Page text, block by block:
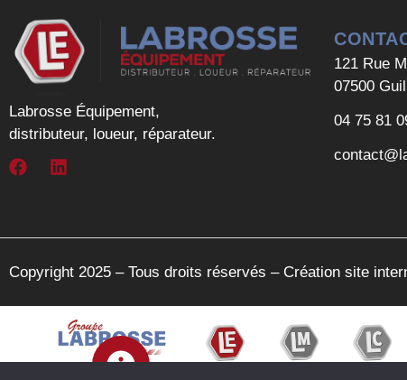
Labrosse Équipement,
distributeur, loueur, réparateur.
121 Rue
07500
04 75 81
Copyright 2025 – Tous droits réservés – Création site